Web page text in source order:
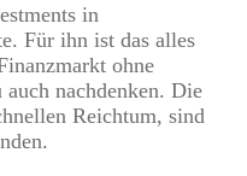
in
Für ihn ist das alles
ohne
nachdenken. Die
Reichtum, sind